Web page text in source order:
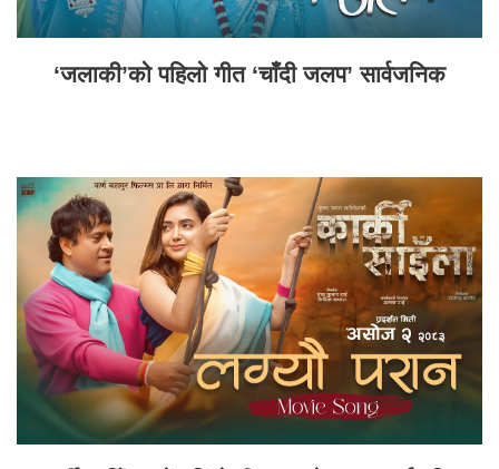
‘जलाकी’को पहिलो गीत ‘चाँदी जलप’ सार्वजनिक